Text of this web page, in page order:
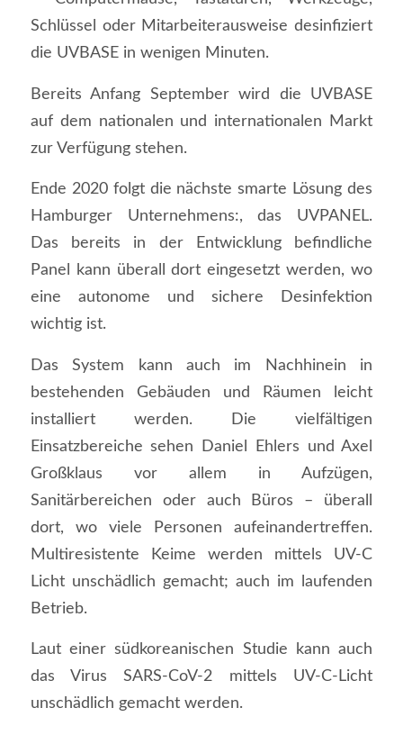
Schlüssel oder Mitarbeiterausweise desinfiziert
die UVBASE in wenigen Minuten.
Bereits Anfang September wird die UVBASE
auf dem nationalen und internationalen Markt
zur Verfügung stehen.
Ende 2020 folgt die nächste smarte Lösung des
Hamburger Unternehmens:, das UVPANEL.
Das bereits in der Entwicklung befindliche
Panel kann überall dort eingesetzt werden, wo
eine autonome und sichere Desinfektion
wichtig ist.
Das System kann auch im Nachhinein in
bestehenden Gebäuden und Räumen leicht
installiert werden. Die vielfältigen
Einsatzbereiche sehen Daniel Ehlers und Axel
Großklaus vor allem in Aufzügen,
Sanitärbereichen oder auch Büros – überall
dort, wo viele Personen aufeinandertreffen.
Multiresistente Keime werden mittels UV-C
Licht unschädlich gemacht; auch im laufenden
Betrieb.
Laut einer südkoreanischen Studie kann auch
das Virus SARS-CoV-2 mittels UV-C-Licht
unschädlich gemacht werden.